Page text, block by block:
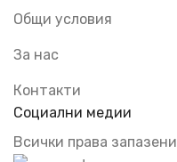
Общи условия
За нас
Контакти
Социални медии
Всички права запазени